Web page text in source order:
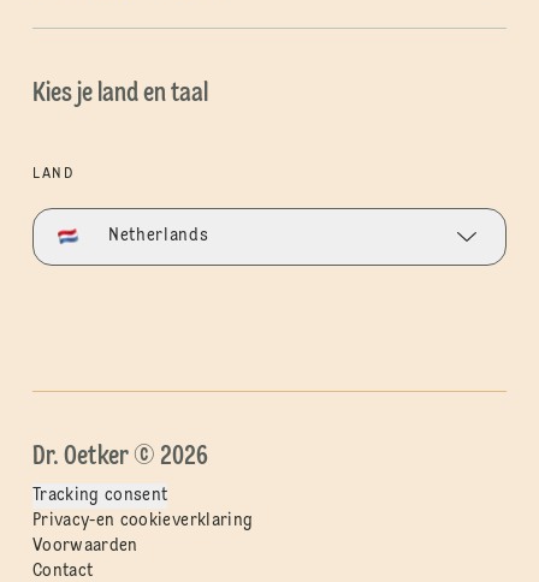
Kies je land en taal
LAND
Netherlands
Dr. Oetker © 2026
Tracking consent
Privacy-en cookieverklaring
Voorwaarden
Contact